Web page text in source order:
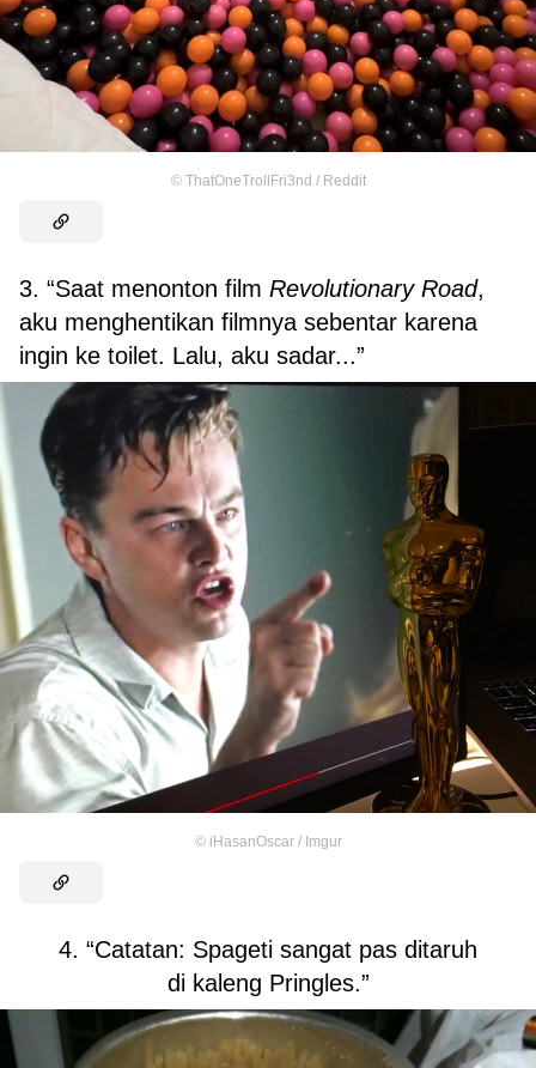
© ThatOneTrollFri3nd / Reddit
3. “Saat menonton film Revolutionary Road,
aku menghentikan filmnya sebentar karena
ingin ke toilet. Lalu, aku sadar...”
© iHasanOscar / Imgur
4. “Catatan: Spageti sangat pas ditaruh
di kaleng Pringles.”